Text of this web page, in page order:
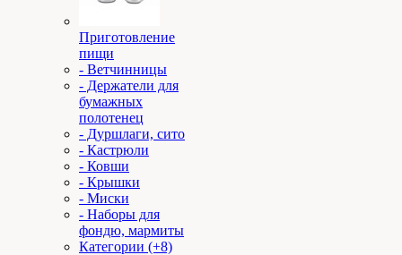
Приготовление
пищи
- Ветчинницы
- Держатели для
бумажных
полотенец
- Дуршлаги, сито
- Кастрюли
- Ковши
- Крышки
- Миски
- Наборы для
фондю, мармиты
Категории (+8)